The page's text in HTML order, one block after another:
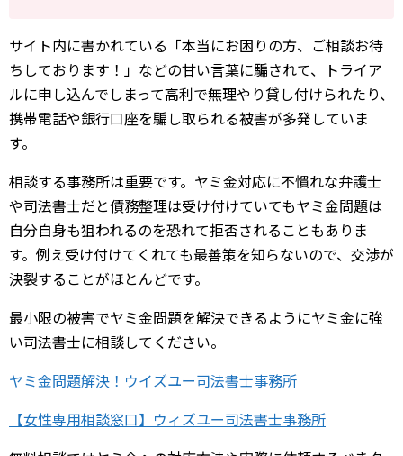
サイト内に書かれている「本当にお困りの方、ご相談お待
ちしております！」などの甘い言葉に騙されて、トライア
ルに申し込んでしまって高利で無理やり貸し付けられたり、
携帯電話や銀行口座を騙し取られる被害が多発していま
す。
相談する事務所は重要です。ヤミ金対応に不慣れな弁護士
や司法書士だと債務整理は受け付けていてもヤミ金問題は
自分自身も狙われるのを恐れて拒否されることもありま
す。例え受け付けてくれても最善策を知らないので、交渉が
決裂することがほとんどです。
最小限の被害でヤミ金問題を解決できるようにヤミ金に強
い司法書士に相談してください。
ヤミ金問題解決！ウイズユー司法書士事務所
【女性専用相談窓口】ウィズユー司法書士事務所